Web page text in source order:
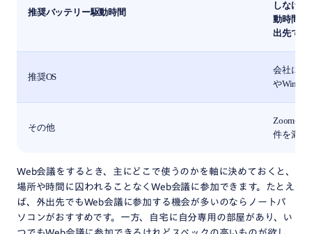
推奨バッテリー駆動時間
しなけれ
動時間
出先でも
推奨OS
会社に決
や
その他
Zoomや
件を満た
Web会議をするとき、主にどこで使うのかを軸に決めておくと、
場所や時間に囚われることなくWeb会議に参加できます。たとえ
ば、外出先でもWeb会議に参加する機会が多いのならノートパ
ソコンがおすすめです。一方、自宅に自分専用の部屋があり、い